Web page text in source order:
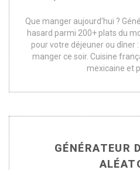
Que manger aujourd'hui ?
hasard parmi 200+ plats du
pour votre déjeuner ou dîner
manger ce soir. Cuisine
mexicaine et
GÉNÉRATEUR